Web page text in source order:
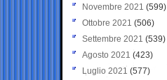
Novembre 2021 (599)
Ottobre 2021 (506)
Settembre 2021 (539)
Agosto 2021 (423)
Luglio 2021 (577)